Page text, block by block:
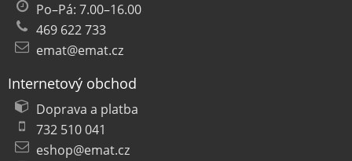
Po–Pá: 7.00–16.00
469 622 733
emat@emat.cz
Internetový obchod
Doprava a platba
732 510 041
eshop@emat.cz